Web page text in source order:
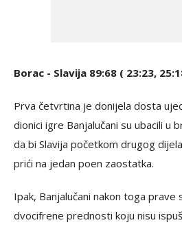
Borac - Slavija 89:68 ( 23:23,
Prva četvrtina je donijela dosta
dionici igre Banjalučani su ubacili u
da bi Slavija početkom drugog
prići na jedan poen zaostatka.
Ipak, Banjalučani nakon toga
dvocifrene prednosti koju nisu